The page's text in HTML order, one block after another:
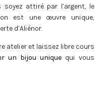
soyez attiré par l’argent, le
est une œuvre unique,
d’Aliénor.
atelier et laissez libre cours
un bijou unique qui vous